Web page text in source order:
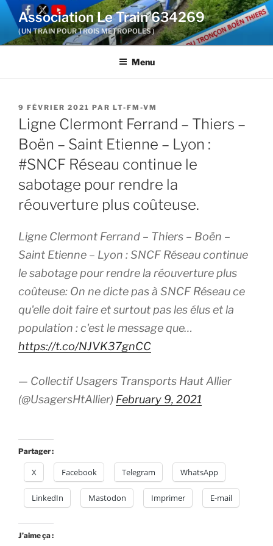
Aller
contenu
Association Le Train 634269
( UN TRAIN POUR TROIS METROPOLES )
Menu
PUBLIÉ
LE
9 FÉVRIER 2021 PAR LT-FM-VM
Ligne Clermont Ferrand – Thiers –
Boën – Saint Etienne – Lyon :
#SNCF Réseau continue le
sabotage pour rendre la
réouverture plus coûteuse.
Ligne Clermont Ferrand – Thiers – Boën –
Saint Etienne – Lyon : SNCF Réseau continue
le sabotage pour rendre la réouverture plus
coûteuse: On ne dicte pas à SNCF Réseau ce
qu'elle doit faire et surtout pas les élus et la
population : c'est le message que…
https://t.co/NJVK37gnCC
— Collectif Usagers Transports Haut Allier
(@UsagersHtAllier) February 9, 2021
Partager :
X Facebook Telegram WhatsApp
LinkedIn Mastodon Imprimer E-mail
J’aime ça :